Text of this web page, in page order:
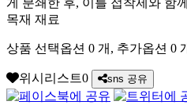
게 분쇄한 후, 이를 접착제와 함
목재 재료
상품 선택옵션 0 개, 추가옵션 0
위시리스트0 sns 공유